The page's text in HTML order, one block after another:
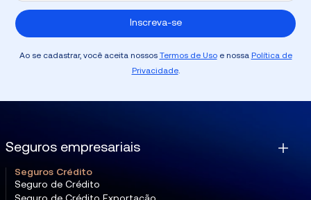
Ao se cadastrar, você aceita nossos Termos de Usoe nossa Política de
Privacidade.
Seguros empresariais
Seguros Crédito
Seguro de Crédito